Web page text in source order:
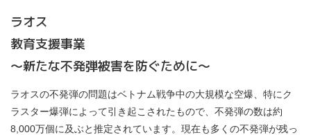
ラオス
教育支援事業
～新たな不発弾被害を防ぐために～
ラオスの不発弾の問題はベトナム戦争中の大規模な空爆、特にク
ラスター爆弾によって引き起こされたもので、不発弾の数は約
8,000万個に及ぶと推定されています。現在も多くの不発弾が残っ